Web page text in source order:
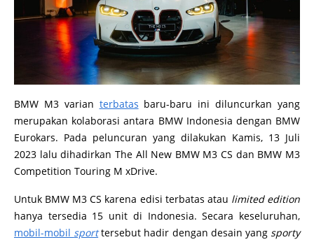
BMW M3 varian terbatas baru-baru ini diluncurkan yang
merupakan kolaborasi antara BMW Indonesia dengan BMW
Eurokars. Pada peluncuran yang dilakukan Kamis, 13 Juli
2023 lalu dihadirkan The All New BMW M3 CS dan BMW M3
Competition Touring M xDrive.
Untuk BMW M3 CS karena edisi terbatas atau limited edition
hanya tersedia 15 unit di Indonesia. Secara keseluruhan,
mobil-mobil sport tersebut hadir dengan desain yang sporty